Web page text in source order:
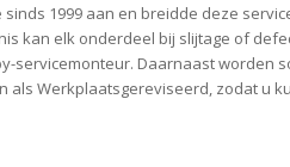
1999 aan en breidde deze
kan elk onderdeel bij slijtage of
servicemonteur. Daarnaast worden
als Werkplaatsgereviseerd, zodat u